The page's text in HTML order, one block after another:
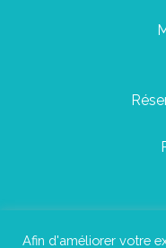
Afin d'améliorer votre